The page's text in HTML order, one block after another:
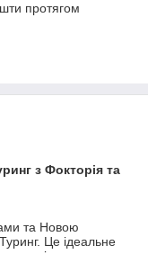
протягом
з Фокторія та
та Новою
Це ідеальне